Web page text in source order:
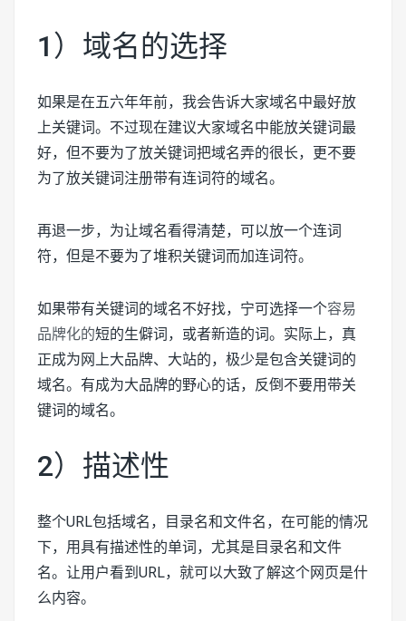
1）域名的选择
如果是在五六年年前，我会告诉大家域名中最好放
上关键词。不过现在建议大家域名中能放关键词最
好，但不要为了放关键词把域名弄的很长，更不要
为了放关键词注册带有连词符的域名。
再退一步，为让域名看得清楚，可以放一个连词
符，但是不要为了堆积关键词而加连词符。
如果带有关键词的域名不好找，宁可选择一个容易
品牌化的短的生僻词，或者新造的词。实际上，真
正成为网上大品牌、大站的，极少是包含关键词的
域名。有成为大品牌的野心的话，反倒不要用带关
键词的域名。
2）描述性
整个URL包括域名，目录名和文件名，在可能的情况
下，用具有描述性的单词，尤其是目录名和文件
名。让用户看到URL，就可以大致了解这个网页是什
么内容。